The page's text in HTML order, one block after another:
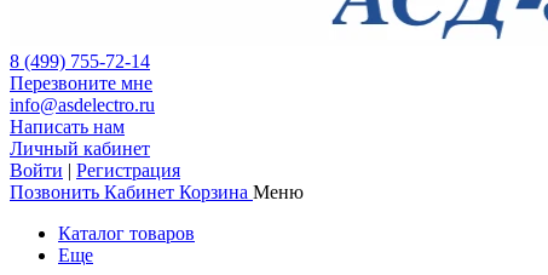
8 (499) 755-72-14
Перезвоните мне
info@asdelectro.ru
Написать нам
Личный кабинет
Войти | Регистрация
Позвонить Кабинет Корзина Меню
Каталог товаров
Еще